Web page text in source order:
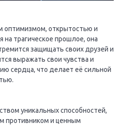
оптимизмом, открытостью и
на трагическое прошлое, она
защищать своих друзей и
выражать свои чувства и
сердца, что делает её сильной
уникальных способностей,
противником и ценным